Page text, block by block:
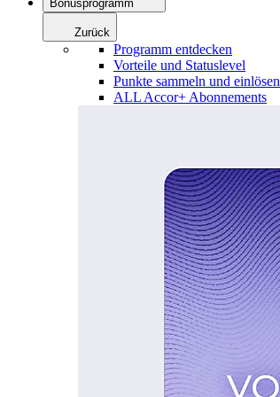
Bonusprogramm
Zurück
Programm entdecken
Vorteile und Statuslevel
Punkte sammeln und einlösen
ALL Accor+ Abonnements